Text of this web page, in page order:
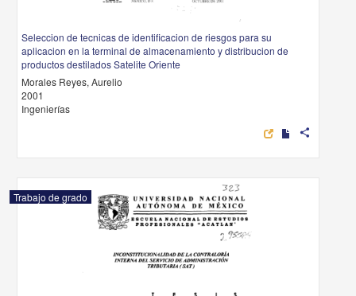
Seleccion de tecnicas de identificacion de riesgos para su
aplicacion en la terminal de almacenamiento y distribucion de
productos destilados Satelite Oriente
Morales Reyes, Aurelio
2001
Ingenierías
share
Trabajo de grado